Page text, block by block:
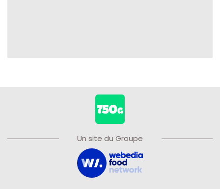
Un site du Groupe